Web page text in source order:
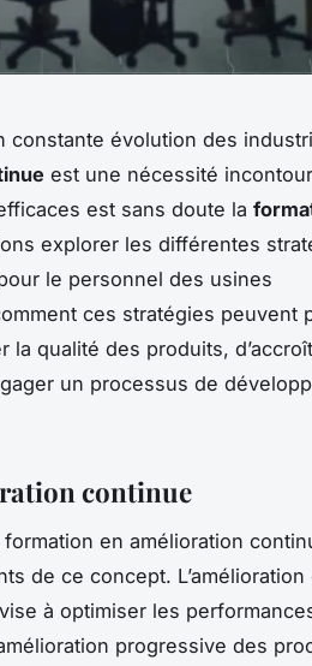
constante évolution des
est une nécessité
est sans doute la
explorer les différentes
le personnel des usines
ces stratégies peuvent
la qualité des produits,
un processus de
continue
en amélioration
de ce concept.
à optimiser les
progressive des